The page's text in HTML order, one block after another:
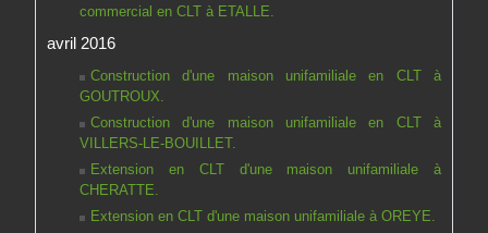
commercial en CLT à ETALLE.
avril 2016
Construction d'une maison unifamiliale en CLT à
GOUTROUX.
Construction d'une maison unifamiliale en CLT à
VILLERS-LE-BOUILLET.
Extension en CLT d'une maison unifamiliale à
CHERATTE.
Extension en CLT d'une maison unifamiliale à OREYE.